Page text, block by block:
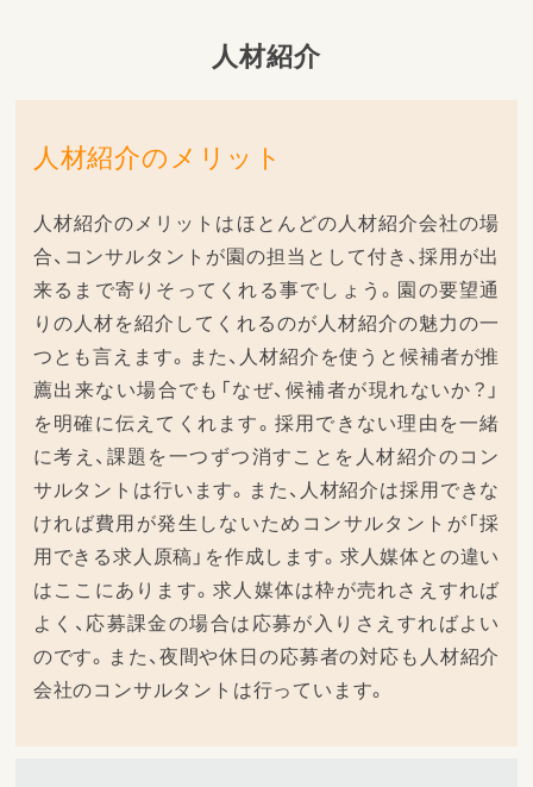
人材紹介
人材紹介のメリット
人材紹介のメリットはほとんどの人材紹介会社の場
合、コンサルタントが園の担当として付き、採用が出
来るまで寄りそってくれる事でしょう。園の要望通
りの人材を紹介してくれるのが人材紹介の魅力の一
つとも言えます。また、人材紹介を使うと候補者が推
薦出来ない場合でも「なぜ、候補者が現れないか？」
を明確に伝えてくれます。採用できない理由を一緒
に考え、課題を一つずつ消すことを人材紹介のコン
サルタントは行います。また、人材紹介は採用できな
ければ費用が発生しないためコンサルタントが「採
用できる求人原稿」を作成します。求人媒体との違い
はここにあります。求人媒体は枠が売れさえすれば
よく、応募課金の場合は応募が入りさえすればよい
のです。また、夜間や休日の応募者の対応も人材紹介
会社のコンサルタントは行っています。